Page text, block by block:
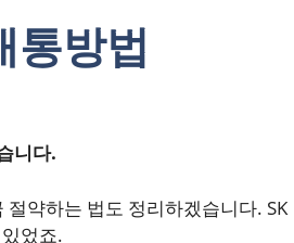
통방법
니다.
약하는 법도 정리하겠습니다. SK
었죠.